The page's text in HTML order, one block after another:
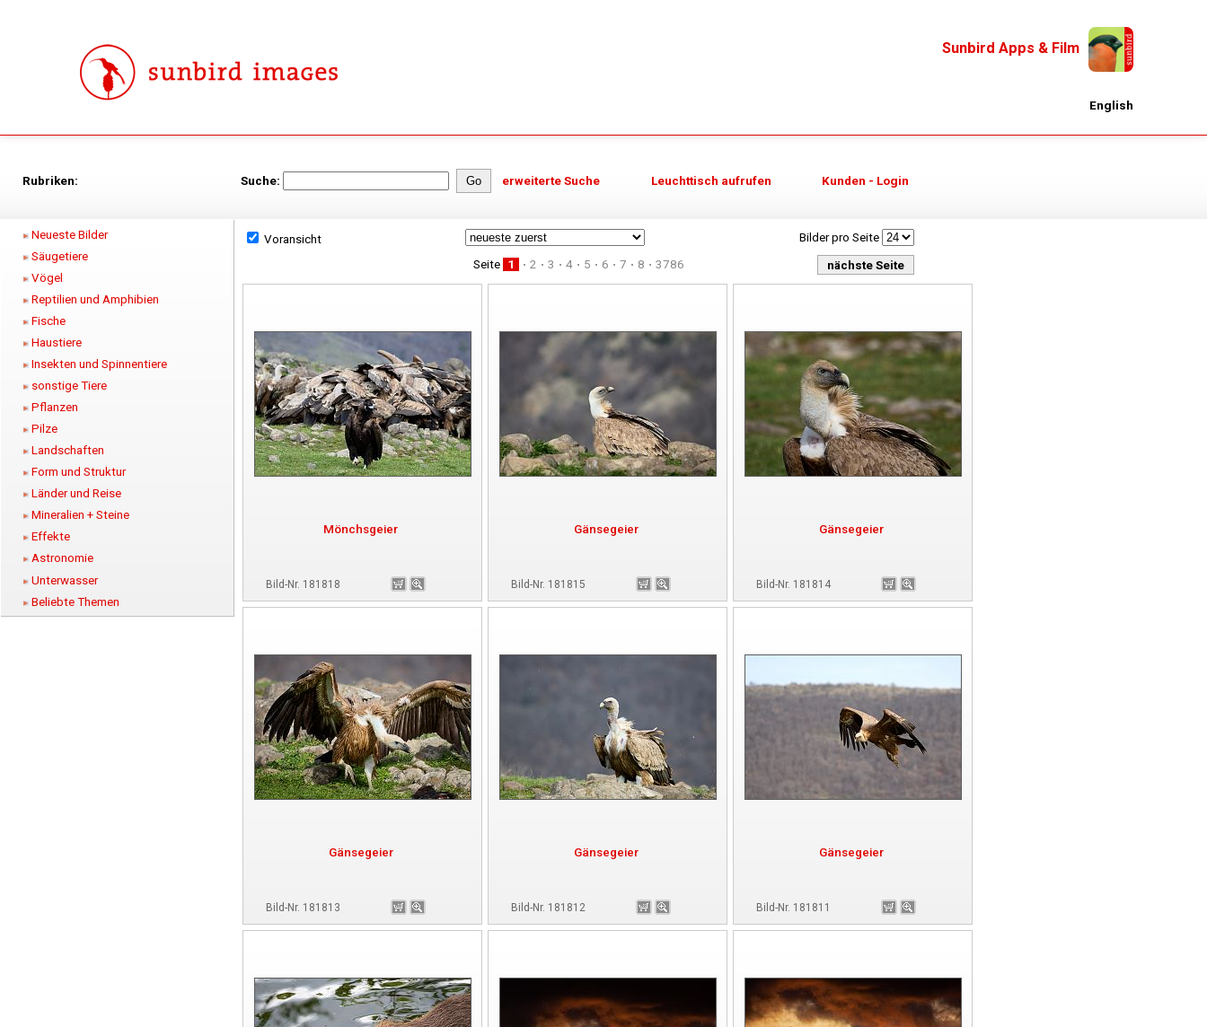
Sunbird Apps & Film
English
Rubriken: Suche: erweiterte Suche Leuchttisch aufrufen Kunden - Login
Neueste Bilder
Säugetiere
Vögel
Reptilien und Amphibien
Fische
Haustiere
Insekten und Spinnentiere
sonstige Tiere
Pflanzen
Pilze
Landschaften
Form und Struktur
Länder und Reise
Mineralien + Steine
Effekte
Astronomie
Unterwasser
Beliebte Themen
Voransicht
Bilder pro Seite
Seite 1 2 3 4 5 6 7 8 3786 nächste Seite
Mönchsgeier
Bild-Nr. 181818
Gänsegeier
Bild-Nr. 181815
Gänsegeier
Bild-Nr. 181814
Gänsegeier
Bild-Nr. 181813
Gänsegeier
Bild-Nr. 181812
Gänsegeier
Bild-Nr. 181811